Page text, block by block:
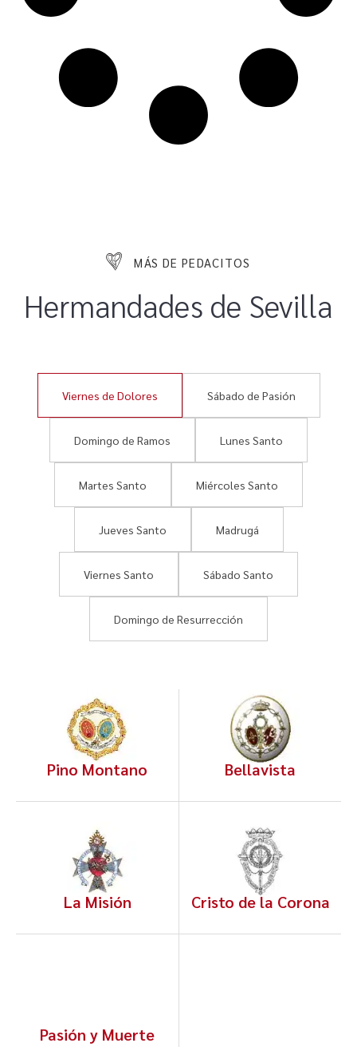
MÁS DE PEDACITOS
Hermandades de Sevilla
Viernes de Dolores Sábado de Pasión
Domingo de Ramos Lunes Santo
Martes Santo Miércoles Santo
Jueves Santo Madrugá
Viernes Santo Sábado Santo
Domingo de Resurrección
Pino Montano Bellavista
La Misión Cristo de la Corona
Pasión y Muerte